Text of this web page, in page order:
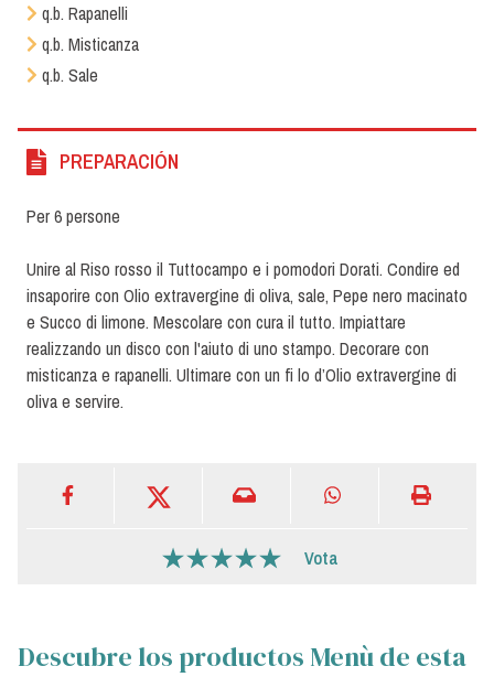
q.b. Rapanelli
q.b. Misticanza
q.b. Sale
PREPARACIÓN
Per 6 persone
Unire al Riso rosso il Tuttocampo e i pomodori Dorati. Condire ed
insaporire con Olio extravergine di oliva, sale, Pepe nero macinato
e Succo di limone. Mescolare con cura il tutto. Impiattare
realizzando un disco con l'aiuto di uno stampo. Decorare con
misticanza e rapanelli. Ultimare con un fi lo d’Olio extravergine di
oliva e servire.
Vota
Descubre los productos Menù de esta